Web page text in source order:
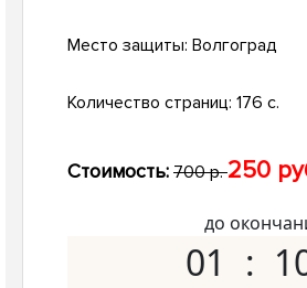
Место защиты: Волгоград
Количество страниц: 176 с.
Стоимость: 700 р.250
до
01